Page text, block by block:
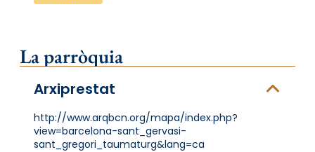
La parròquia
Arxiprestat
http://www.arqbcn.org/mapa/index.php?
view=barcelona-sant_gervasi-
sant_gregori_taumaturg&lang=ca